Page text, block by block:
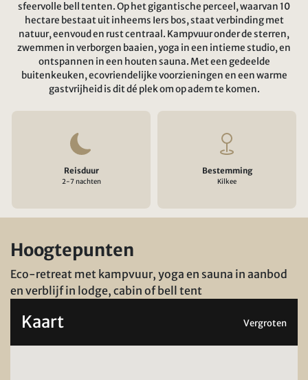
sfeervolle bell tenten. Op het gigantische perceel, waarvan 10
hectare bestaat uit inheems Iers bos, staat verbinding met
natuur, eenvoud en rust centraal. Kampvuur onder de sterren,
zwemmen in verborgen baaien, yoga in een intieme studio, en
ontspannen in een houten sauna. Met een gedeelde
buitenkeuken, ecovriendelijke voorzieningen en een warme
gastvrijheid is dit dé plek om op adem te komen.
Reisduur
2-7 nachten
Bestemming
Kilkee
Hoogtepunten
Eco-retreat met kampvuur, yoga en sauna in aanbod
en verblijf in lodge, cabin of bell tent
Kaart Vergroten